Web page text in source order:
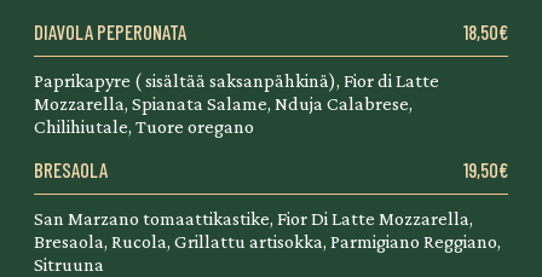
DIAVOLA PEPERONATA 18,50€
Paprikapyre ( sisältää saksanpähkinä), Fior di Latte
Mozzarella, Spianata Salame, Nduja Calabrese,
Chilihiutale, Tuore oregano
BRESAOLA 19,50€
San Marzano tomaattikastike, Fior Di Latte Mozzarella,
Bresaola, Rucola, Grillattu artisokka, Parmigiano Reggiano,
Sitruuna